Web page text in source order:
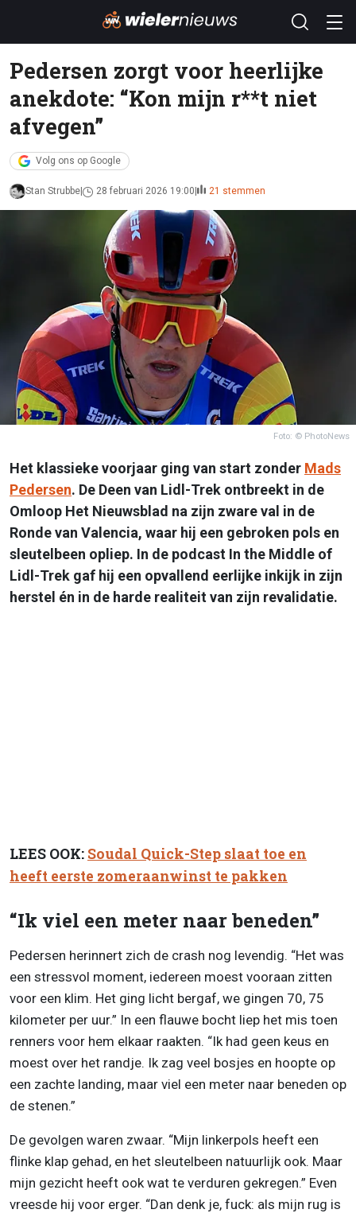
Pedersen zorgt voor heerlijke
anekdote: “Kon mijn r**t niet
afvegen”
Volg ons op Google
Stan Strubbe 28 februari 2026 19:00 21 stemmen
Foto: © PhotoNews
Het klassieke voorjaar ging van start zonder Mads
Pedersen. De Deen van Lidl-Trek ontbreekt in de
Omloop Het Nieuwsblad na zijn zware val in de
Ronde van Valencia, waar hij een gebroken pols en
sleutelbeen opliep. In de podcast In the Middle of
Lidl-Trek gaf hij een opvallend eerlijke inkijk in zijn
herstel én in de harde realiteit van zijn revalidatie.
LEES OOK: Soudal Quick-Step slaat toe en
heeft eerste zomeraanwinst te pakken
“Ik viel een meter naar beneden”
Pedersen herinnert zich de crash nog levendig. “Het was
een stressvol moment, iedereen moest vooraan zitten
voor een klim. Het ging licht bergaf, we gingen 70, 75
kilometer per uur.” In een flauwe bocht liep het mis toen
renners voor hem elkaar raakten. “Ik had geen keus en
moest over het randje. Ik zag veel bosjes en hoopte op
een zachte landing, maar viel een meter naar beneden op
de stenen.”
De gevolgen waren zwaar. “Mijn linkerpols heeft een
flinke klap gehad, en het sleutelbeen natuurlijk ook. Maar
mijn gezicht heeft ook wat te verduren gekregen.” Even
vreesde hij voor erger. “Dan denk je, fuck: als mijn rug is